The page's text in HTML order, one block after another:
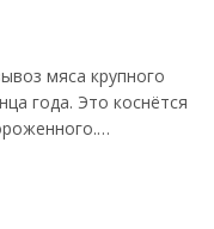
мяса крупного
года. Это коснётся